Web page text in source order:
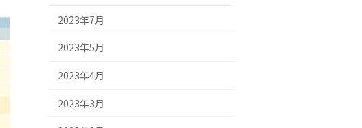
2023年7月
2023年5月
2023年4月
2023年3月